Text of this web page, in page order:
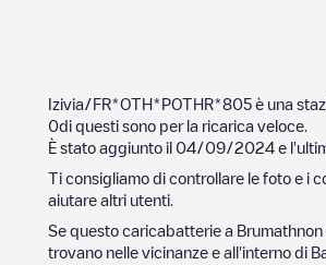
Izivia/FR*OTH*POTHR*805 è una
0di questi sono per la ricarica veloce.
È stato aggiunto il 04/09/2024 e
Ti consigliamo di controllare le foto e i
aiutare altri utenti.
Se questo caricabatterie a Brumath
trovano nelle vicinanze e all'interno di